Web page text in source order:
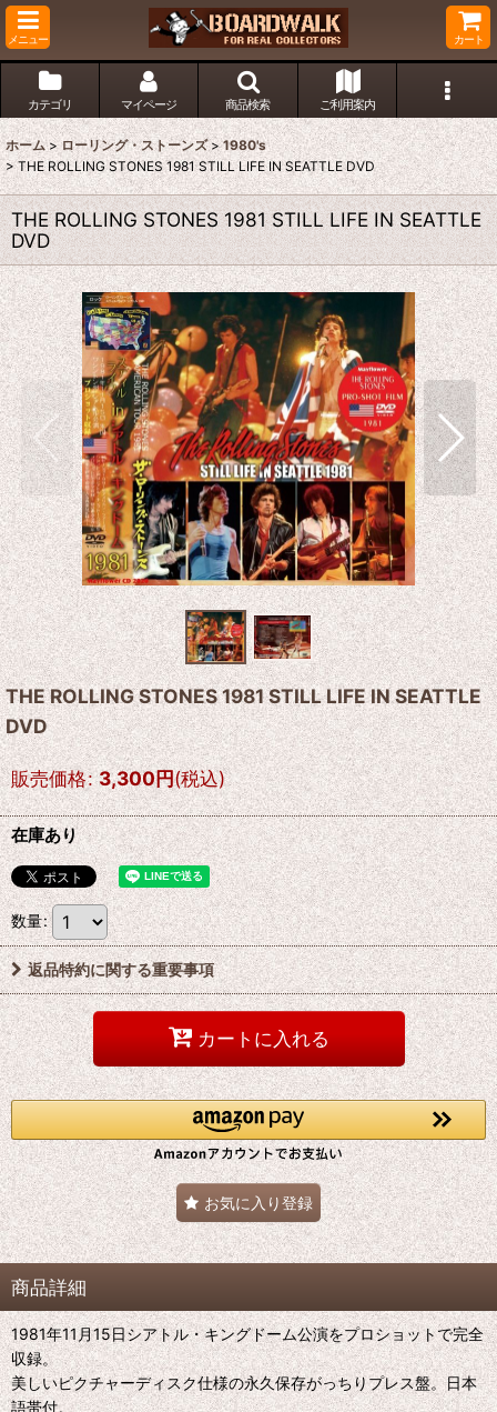
メニュー カート
カテゴリ マイページ 商品検索 ご利用案内
ホーム > ローリング・ストーンズ > 1980's
> THE ROLLING STONES 1981 STILL LIFE IN SEATTLE DVD
THE ROLLING STONES 1981 STILL LIFE IN SEATTLE
DVD
THE ROLLING STONES 1981 STILL LIFE IN SEATTLE
DVD
販売価格: 3,300円(税込)
在庫あり
数量:
返品特約に関する重要事項
カートに入れる
お気に入り登録
商品詳細
1981年11月15日シアトル・キングドーム公演をプロショットで完全
収録。
美しいピクチャーディスク仕様の永久保存がっちりプレス盤。日本
語帯付。